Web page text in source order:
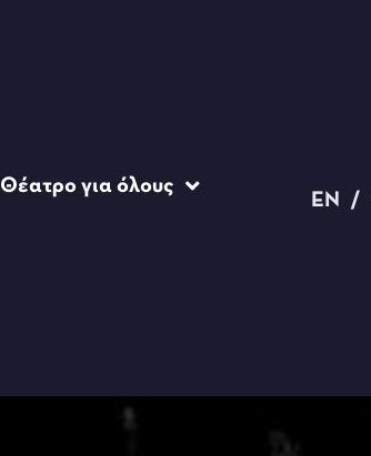
Θέατρο για όλους
EN /